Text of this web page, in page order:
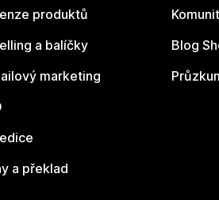
produktů
a balíčky
marketing
a překlad
Blog